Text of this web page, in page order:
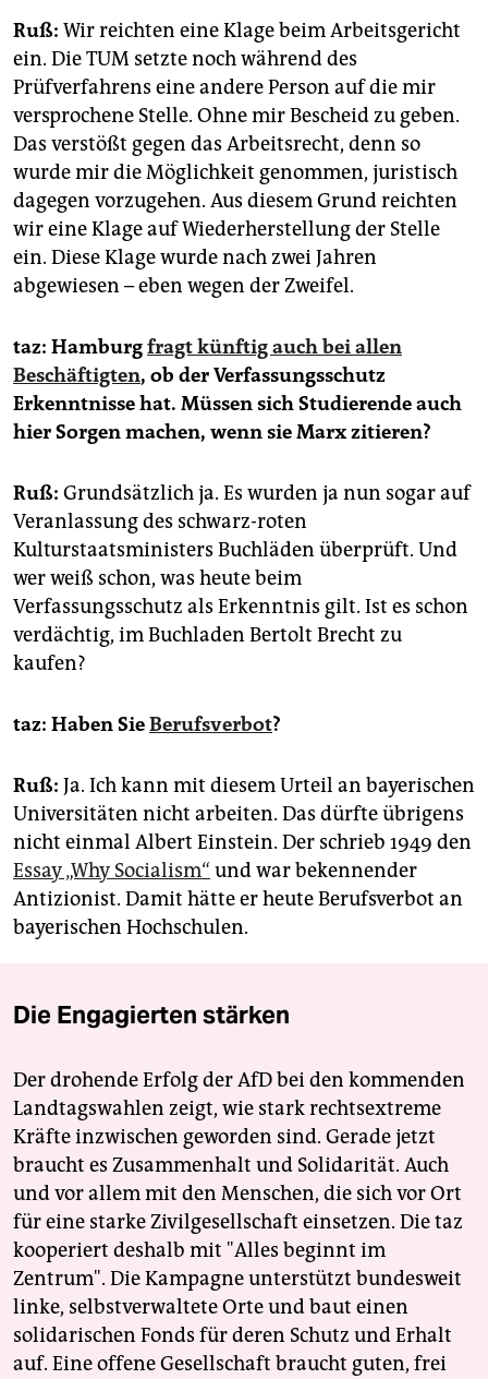
Ruß: Wir reichten eine Klage beim Arbeitsgericht
ein. Die TUM setzte noch während des
Prüfverfahrens eine andere Person auf die mir
versprochene Stelle. Ohne mir Bescheid zu geben.
Das verstößt gegen das Arbeitsrecht, denn so
wurde mir die Möglichkeit genommen, juristisch
dagegen vorzugehen. Aus diesem Grund reichten
wir eine Klage auf Wiederherstellung der Stelle
ein. Diese Klage wurde nach zwei Jahren
abgewiesen – eben wegen der Zweifel.
taz: Hamburgfragt künftig auch bei allen
Beschäftigten, ob der Verfassungsschutz
Erkenntnisse hat. Müssen sich Studierende auch
hier Sorgen machen, wenn sie Marx zitieren?
Ruß: Grundsätzlich ja. Es wurden ja nun sogar auf
Veranlassung des schwarz-roten
Kulturstaatsministers Buchläden überprüft. Und
wer weiß schon, was heute beim
Verfassungsschutz als Erkenntnis gilt. Ist es schon
verdächtig, im Buchladen Bertolt Brecht zu
kaufen?
taz: Haben SieBerufsverbot?
Ruß: Ja. Ich kann mit diesem Urteil an bayerischen
Universitäten nicht arbeiten. Das dürfte übrigens
nicht einmal Albert Einstein. Der schrieb 1949 den
Essay „Why Socialism“ und war bekennender
Antizionist. Damit hätte er heute Berufsverbot an
bayerischen Hochschulen.
Die Engagierten stärken
Der drohende Erfolg der AfD bei den kommenden
Landtagswahlen zeigt, wie stark rechtsextreme
Kräfte inzwischen geworden sind. Gerade jetzt
braucht es Zusammenhalt und Solidarität. Auch
und vor allem mit den Menschen, die sich vor Ort
für eine starke Zivilgesellschaft einsetzen. Die taz
kooperiert deshalb mit "Alles beginnt im
Zentrum". Die Kampagne unterstützt bundesweit
linke, selbstverwaltete Orte und baut einen
solidarischen Fonds für deren Schutz und Erhalt
auf. Eine offene Gesellschaft braucht guten, frei